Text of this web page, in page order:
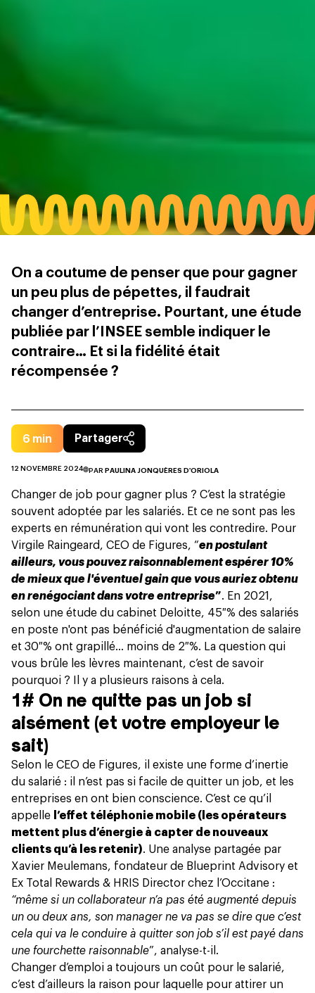
On a coutume de penser que pour gagner
un peu plus de pépettes, il faudrait
changer d’entreprise. Pourtant, une étude
publiée par l’INSEE semble indiquer le
contraire… Et si la fidélité était
récompensée ?
6 min Partager
12 NOVEMBRE 2024 PAR PAULINA JONQUÈRES D'ORIOLA
Changer de job pour gagner plus ? C’est la stratégie
souvent adoptée par les salariés. Et ce ne sont pas les
experts en rémunération qui vont les contredire. Pour
Virgile Raingeard, CEO de Figures, “en postulant
ailleurs, vous pouvez raisonnablement espérer 10%
de mieux que l'éventuel gain que vous auriez obtenu
en renégociant dans votre entreprise”. En 2021,
selon une étude du cabinet Deloitte, 45 % des salariés
en poste n'ont pas bénéficié d'augmentation de salaire
et 30 % ont grapillé... moins de 2 %. La question qui
vous brûle les lèvres maintenant, c’est de savoir
pourquoi ? Il y a plusieurs raisons à cela.
1# On ne quitte pas un job si
aisément (et votre employeur le
sait)
Selon le CEO de Figures, il existe une forme d’inertie
du salarié : il n’est pas si facile de quitter un job, et les
entreprises en ont bien conscience. C’est ce qu’il
appelle l’effet téléphonie mobile (les opérateurs
mettent plus d’énergie à capter de nouveaux
clients qu’à les retenir). Une analyse partagée par
Xavier Meulemans, fondateur de Blueprint Advisory et
Ex Total Rewards & HRIS Director chez l’Occitane :
“même si un collaborateur n’a pas été augmenté depuis
un ou deux ans, son manager ne va pas se dire que c’est
cela qui va le conduire à quitter son job s’il est payé dans
une fourchette raisonnable”, analyse-t-il.
Changer d’emploi a toujours un coût pour le salarié,
c’est d’ailleurs la raison pour laquelle pour attirer un